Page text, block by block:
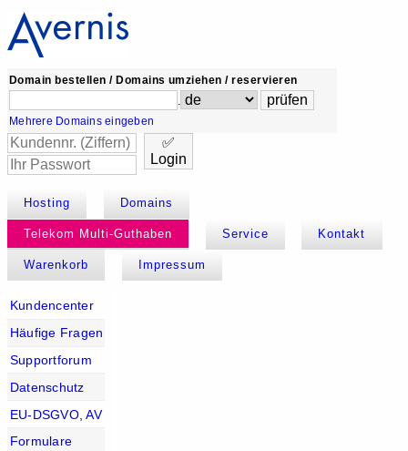
Domain bestellen / Domains umziehen / reservieren
.
Mehrere Domains eingeben
✅
Login
Hosting Domains
Telekom Multi-Guthaben Service Kontakt
Warenkorb Impressum
Kundencenter
Häufige Fragen
Supportforum
Datenschutz
EU-DSGVO, AV
Formulare